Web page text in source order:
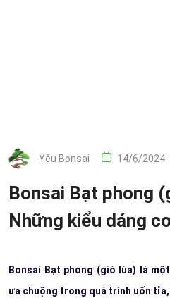
Yêu Bonsai 14/6/2024
Bonsai Bạt phong
Những kiểu dáng
Bonsai Bạt phong (gió lùa) là
ưa chuộng trong quá trình uốn